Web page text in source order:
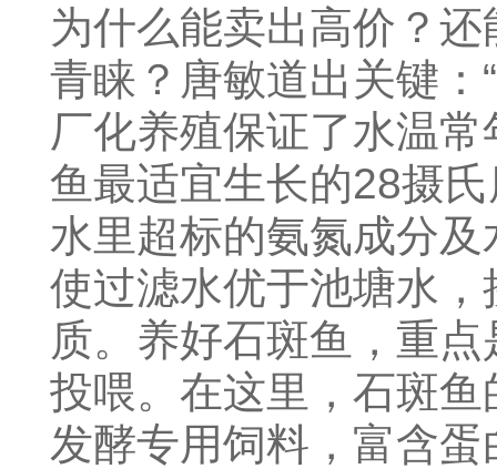
为什么能卖出高价？
青睐？唐敏道出关键：
厂化养殖保证了水温
鱼最适宜生长的28摄
水里超标的氨氮成分
使过滤水优于池塘水
质。养好石斑鱼，重
投喂。在这里，石斑
发酵专用饲料，富含